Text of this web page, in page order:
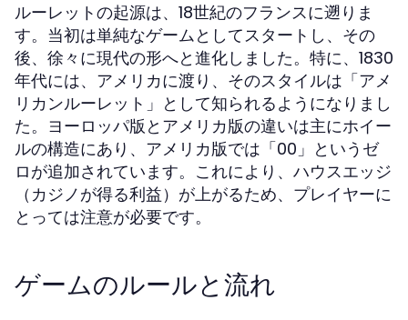
ルーレットの起源は、18世紀のフランスに遡りま
す。当初は単純なゲームとしてスタートし、その
後、徐々に現代の形へと進化しました。特に、1830
年代には、アメリカに渡り、そのスタイルは「アメ
リカンルーレット」として知られるようになりまし
た。ヨーロッパ版とアメリカ版の違いは主にホイー
ルの構造にあり、アメリカ版では「00」というゼ
ロが追加されています。これにより、ハウスエッジ
（カジノが得る利益）が上がるため、プレイヤーに
とっては注意が必要です。
ゲームのルールと流れ